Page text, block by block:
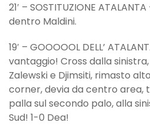
21′ – SOSTITUZIONE
dentro Maldini.
19′ – GOOOOOL DELL’
vantaggio! Cross dalla
Zalewski e Djimsiti, rimasto
corner, devia da centro area,
palla sul secondo palo, alla
Sud! 1-0 Dea!